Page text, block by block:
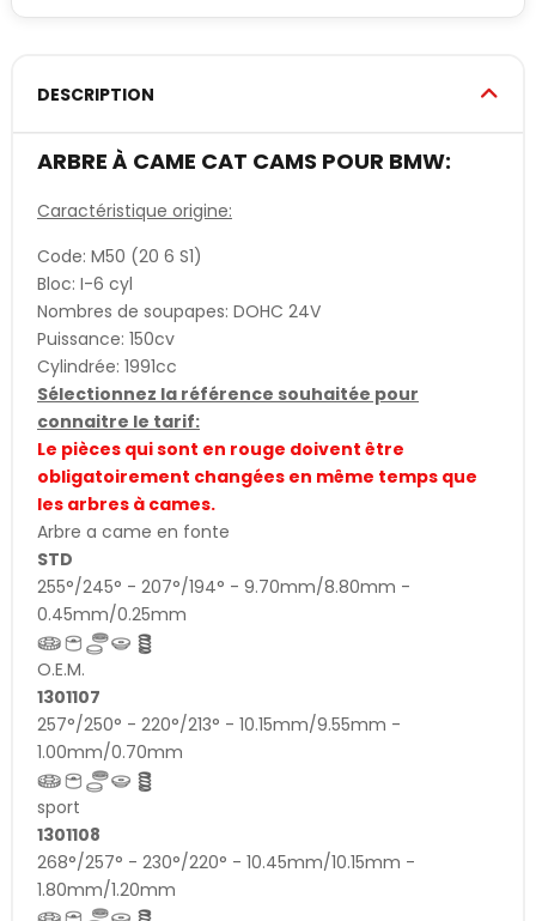
DESCRIPTION
ARBRE À CAME CAT CAMS POUR BMW:
Caractéristique origine:
Code: M50 (20 6 S1)
Bloc: I-6 cyl
Nombres de soupapes: DOHC 24V
Puissance: 150cv
Cylindrée: 1991cc
Sélectionnez la référence souhaitée pour
connaitre le tarif:
Le pièces qui sont en rouge doivent être
obligatoirement changées en même temps que
les arbres à cames.
Arbre a came en fonte
STD
255°/245° - 207°/194° - 9.70mm/8.80mm -
0.45mm/0.25mm
O.E.M.
1301107
257°/250° - 220°/213° - 10.15mm/9.55mm -
1.00mm/0.70mm
sport
1301108
268°/257° - 230°/220° - 10.45mm/10.15mm -
1.80mm/1.20mm